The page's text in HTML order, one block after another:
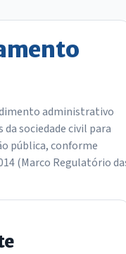
administrativo
sociedade civil para
pública, conforme
(Marco Regulatório